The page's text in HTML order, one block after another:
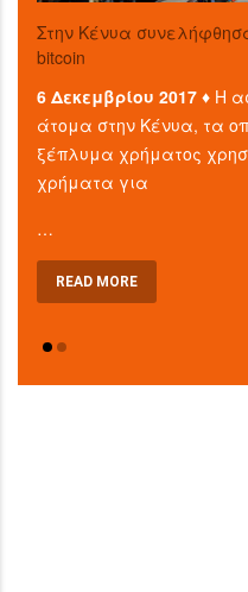
Στην Κένυα
bitcoin
6 Δεκεμβρίου 2017 ♦ Η
άτομα στην Κένυα, τα
ξέπλυμα χρήματος
χρήματα για
…
READ MORE